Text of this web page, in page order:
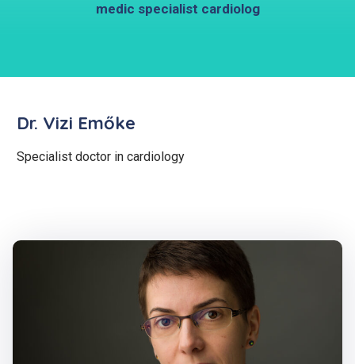
medic specialist cardiolog
Dr. Vizi Emőke
Specialist doctor in cardiology